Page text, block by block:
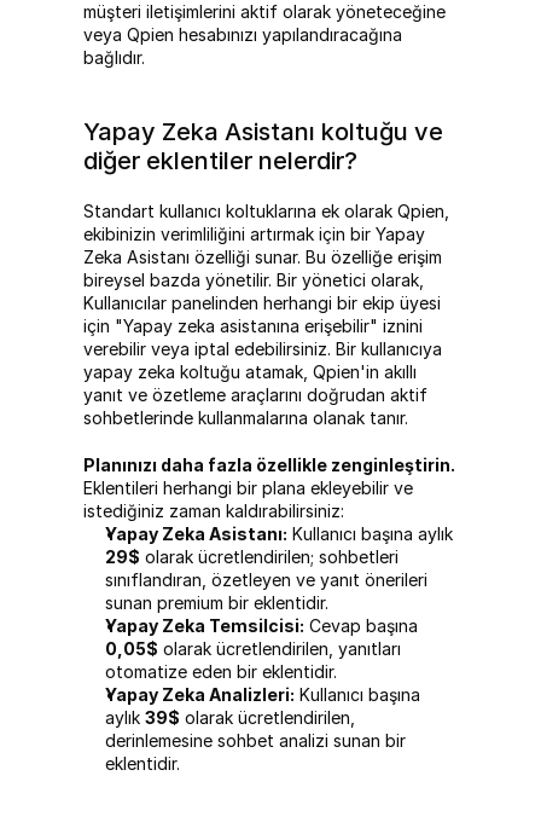
müşteri iletişimlerini aktif olarak yöneteceğine
veya Qpien hesabınızı yapılandıracağına
bağlıdır.
Yapay Zeka Asistanı koltuğu ve
diğer eklentiler nelerdir?
Standart kullanıcı koltuklarına ek olarak Qpien,
ekibinizin verimliliğini artırmak için bir Yapay
Zeka Asistanı özelliği sunar. Bu özelliğe erişim
bireysel bazda yönetilir. Bir yönetici olarak,
Kullanıcılar panelinden herhangi bir ekip üyesi
için "Yapay zeka asistanına erişebilir" iznini
verebilir veya iptal edebilirsiniz. Bir kullanıcıya
yapay zeka koltuğu atamak, Qpien'in akıllı
yanıt ve özetleme araçlarını doğrudan aktif
sohbetlerinde kullanmalarına olanak tanır.
Planınızı daha fazla özellikle zenginleştirin.
Eklentileri herhangi bir plana ekleyebilir ve
istediğiniz zaman kaldırabilirsiniz:
Yapay Zeka Asistanı:
29$ olarak ücretlendirilen; sohbetleri
sınıflandıran, özetleyen ve yanıt önerileri
sunan premium bir eklentidir.
Yapay Zeka Temsilcisi:
0,05$ olarak ücretlendirilen, yanıtları
otomatize eden bir eklentidir.
Yapay Zeka Analizleri: Kullanıcı başına
aylık 39$ olarak ücretlendirilen,
derinlemesine sohbet analizi sunan bir
eklentidir.